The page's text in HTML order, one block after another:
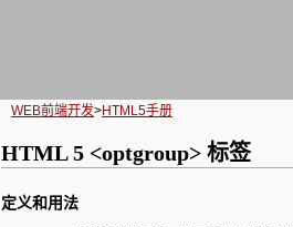
WEB前端开发>HTML5手册
HTML 5 <optgroup> 标签
定义和用法